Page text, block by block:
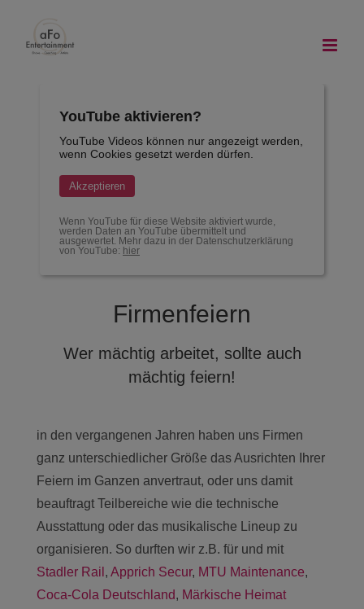
springen
YouTube aktivieren?
YouTube Videos können nur angezeigt werden,
wenn Cookies gesetzt werden dürfen.
Akzeptieren
Wenn YouTube für diese Website aktiviert wurde,
werden Daten an YouTube übermittelt und
ausgewertet. Mehr dazu in der Datenschutzerklärung
von YouTube: hier
Firmenfeiern
Wer mächtig arbeitet, sollte auch
mächtig feiern!
in den vergangenen Jahren haben uns Firmen
ganz unterschiedlicher Größe das Ausrichten Ihrer
Feiern im Ganzen anvertraut, oder uns damit
beauftragt Teilbereiche wie die technische
Ausstattung oder das musikalische Lineup zu
organisieren. So durften wir z.B. für und mit
Stadler Rail , Apprich Secur, MTU Maintenance,
Coca-Cola Deutschland, Märkische Heimat